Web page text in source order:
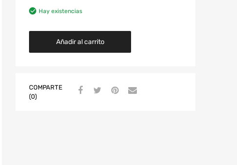
Hay existencias
Añadir al carrito
COMPARTE
(0)